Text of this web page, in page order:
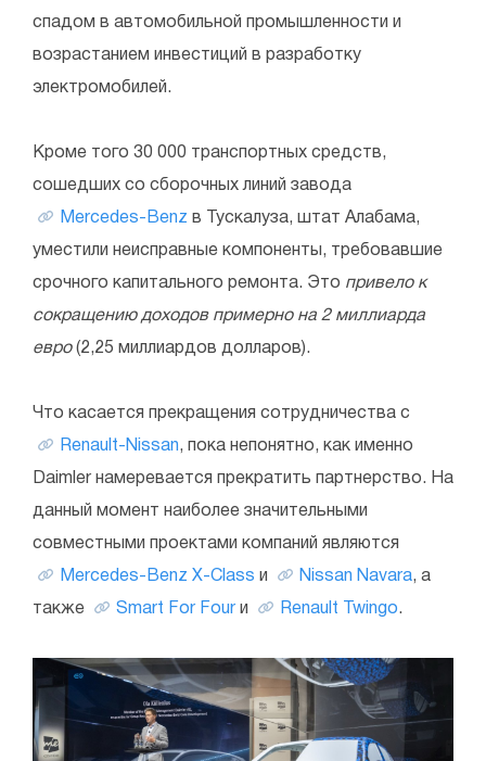
спадом в автомобильной промышленности и
возрастанием инвестиций в разработку
электромобилей.
Кроме того 30 000 транспортных средств,
сошедших со сборочных линий завода
Mercedes-Benz в Тускалуза, штат Алабама,
уместили неисправные компоненты, требовавшие
срочного капитального ремонта. Это привело к
сокращению доходов примерно на 2 миллиарда
евро(2,25 миллиардов долларов).
Что касается прекращения сотрудничества с
Renault-Nissan, пока непонятно, как именно
Daimler намеревается прекратить партнерство. На
данный момент наиболее значительными
совместными проектами компаний являются
Mercedes-Benz X-Class и Nissan Navara, а
также Smart For Four и Renault Twingo.